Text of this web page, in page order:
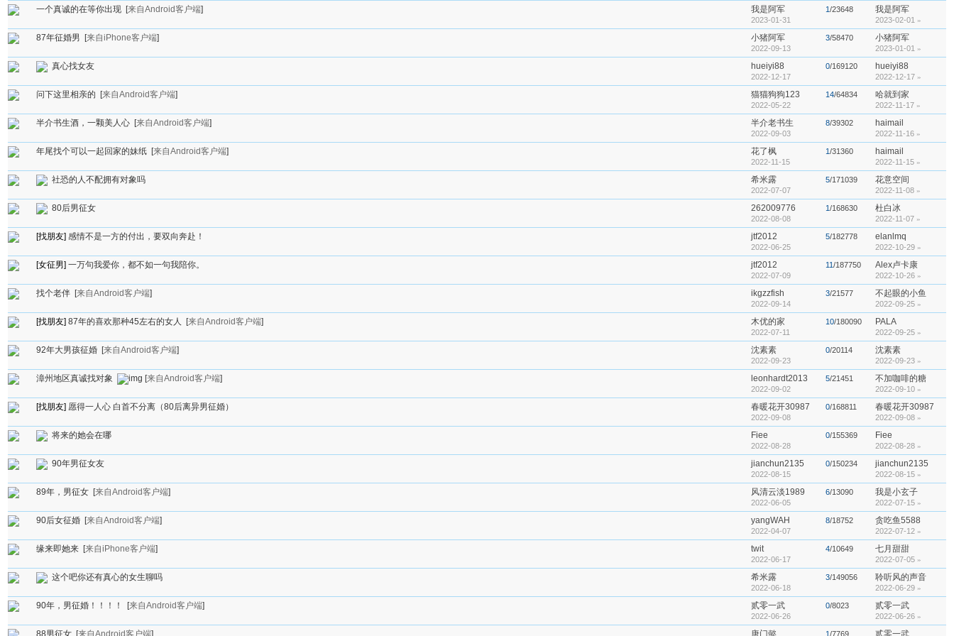
一个真诚的在等你出现 [来自Android客户端] 我是阿军
2023-01-31
1/23648 我是阿军
2023-02-01 »
87年征婚男 [来自iPhone客户端] 小猪阿军
2022-09-13
3/58470 小猪阿军
2023-01-01 »
真心找女友 hueiyi88
2022-12-17
0/169120 hueiyi88
2022-12-17 »
问下这里相亲的 [来自Android客户端] 猫猫狗狗123
2022-05-22
14/64834 哈就到家
2022-11-17 »
半介书生酒，一颗美人心 [来自Android客户端] 半介老书生
2022-09-03
8/39302 haimail
2022-11-16 »
年尾找个可以一起回家的妹纸 [来自Android客户端] 花了枫
2022-11-15
1/31360 haimail
2022-11-15 »
社恐的人不配拥有对象吗 希米露
2022-07-07
5/171039 花意空间
2022-11-08 »
80后男征女 262009776
2022-08-08
1/168630 杜白冰
2022-11-07 »
[找朋友] 感情不是一方的付出，要双向奔赴！ jtf2012
2022-06-25
5/182778 elanlmq
2022-10-29 »
[女征男] 一万句我爱你，都不如一句我陪你。 jtf2012
2022-07-09
11/187750 Alex卢卡康
2022-10-26 »
找个老伴 [来自Android客户端] ikgzzfish
2022-09-14
3/21577 不起眼的小鱼
2022-09-25 »
[找朋友] 87年的喜欢那种45左右的女人 [来自Android客户端] 木优的家
2022-07-11
10/180090 PALA
2022-09-25 »
92年大男孩征婚 [来自Android客户端] 沈素素
2022-09-23
0/20114 沈素素
2022-09-23 »
漳州地区真诚找对象 [来自Android客户端] leonhardt2013
2022-09-02
5/21451 不加咖啡的糖
2022-09-10 »
[找朋友] 愿得一人心 白首不分离（80后离异男征婚） 春暖花开30987
2022-09-08
0/168811 春暖花开30987
2022-09-08 »
将来的她会在哪 Fiee
2022-08-28
0/155369 Fiee
2022-08-28 »
90年男征女友 jianchun2135
2022-08-15
0/150234 jianchun2135
2022-08-15 »
89年，男征女 [来自Android客户端] 风清云淡1989
2022-06-05
6/13090 我是小玄子
2022-07-15 »
90后女征婚 [来自Android客户端] yangWAH
2022-04-07
8/18752 贪吃鱼5588
2022-07-12 »
缘来即她来 [来自iPhone客户端] twit
2022-06-17
4/10649 七月甜甜
2022-07-05 »
这个吧你还有真心的女生聊吗 希米露
2022-06-18
3/149056 聆听风的声音
2022-06-29 »
90年，男征婚！！！！ [来自Android客户端] 贰零一武
2022-06-26
0/8023 贰零一武
2022-06-26 »
88男征女 [来自Android客户端] 唐门懿 1/7769 贰零一武